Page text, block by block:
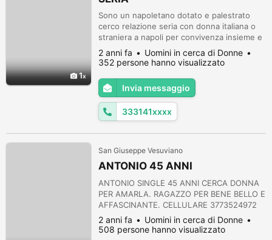
1
Sono un napoletano dotato e palestrato
cerco relazione seria con donna italiana o
straniera a napoli per convivenza insieme e
figli futuri , contatti al numero
2 anni fa
Uomini in cerca di Donne
352 persone hanno visualizzato
Invia messaggio
333141xxxx
San Giuseppe Vesuviano
ANTONIO 45 ANNI
ANTONIO SINGLE 45 ANNI CERCA DONNA
PER AMARLA. RAGAZZO PER BENE BELLO E
AFFASCINANTE. CELLULARE 3773524972
2 anni fa
Uomini in cerca di Donne
508 persone hanno visualizzato